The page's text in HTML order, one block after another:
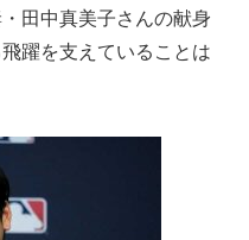
田中真美子さんの献身
躍を支えていることは